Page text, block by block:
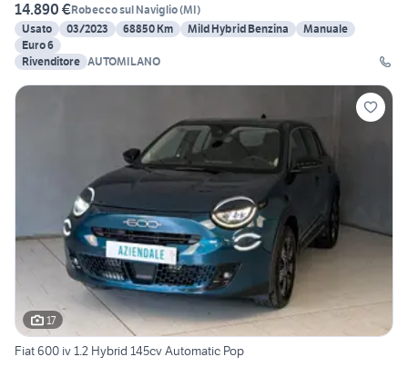
14.890 €Robecco sul Naviglio(MI)
Usato
03/2023 68850 Km Mild Hybrid Benzina
Manuale
Euro 6
Rivenditore AUTOMILANO
17
Fiat 600 iv 1.2 Hybrid 145cv Automatic Pop